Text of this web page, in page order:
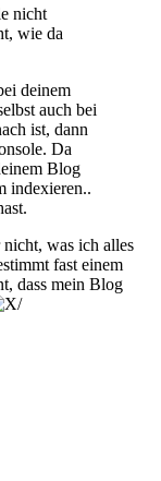
nicht
wie da
deinem
auch bei
ist, dann
Da
Blog
indexieren..
was ich alles
fast einem
dass mein Blog